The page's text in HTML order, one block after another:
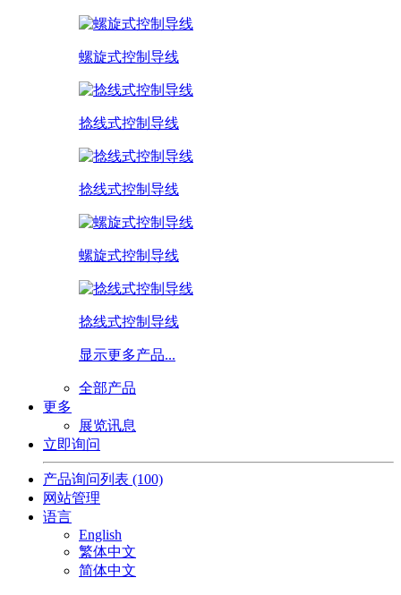
螺旋式控制导线
捻线式控制导线
捻线式控制导线
螺旋式控制导线
捻线式控制导线
显示更多产品...
全部产品
更多
展览讯息
立即询问
产品询问列表 (100)
网站管理
语言
English
繁体中文
简体中文